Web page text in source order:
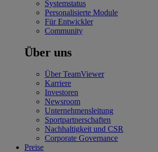
Systemstatus
Personalisierte Module
Für Entwickler
Community
Über uns
Über TeamViewer
Karriere
Investoren
Newsroom
Unternehmensleitung
Sportpartnerschaften
Nachhaltigkeit und CSR
Corporate Governance
Preise